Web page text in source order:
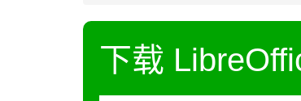
下载